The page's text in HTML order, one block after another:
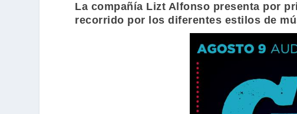
La compañía Lizt Alfonso presenta por
recorrido por los diferentes estilos de